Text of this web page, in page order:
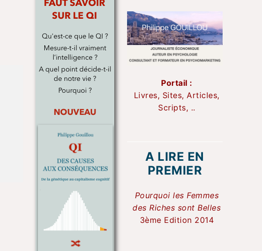
Portail :
Livres, Sites, Articles,
Scripts, ..
A LIRE EN
PREMIER
Pourquoi les Femmes
des Riches sont Belles
3ème Edition 2014